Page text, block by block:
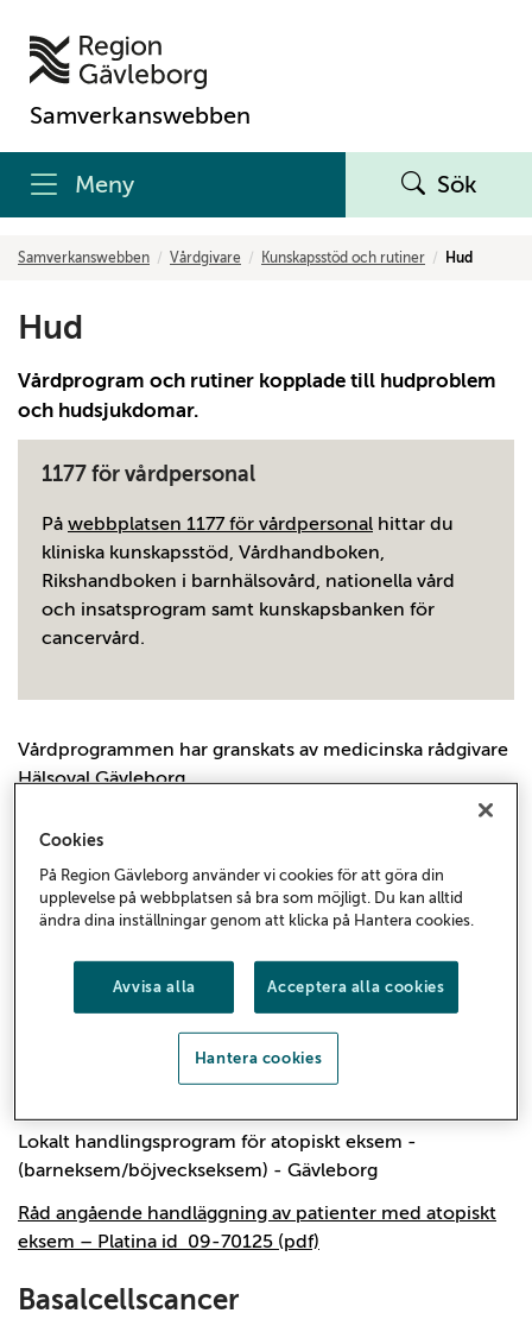
Samverkanswebben
Meny Sök
Samverkanswebben Vårdgivare Kunskapsstöd och rutiner Hud
Hud
Vårdprogram och rutiner kopplade till hudproblem
och hudsjukdomar.
1177 för vårdpersonal
På webbplatsen 1177 för vårdpersonal hittar du
kliniska kunskapsstöd, Vårdhandboken,
Rikshandboken i barnhälsovård, nationella vård
och insatsprogram samt kunskapsbanken för
cancervård.
Vårdprogrammen har granskats av medicinska rådgivare
Hälsoval Gävleborg.
Acne
Råd angående handläggning av patienter med acne –
Platina id 09-46720 (pdf)
Aktinisk keratos
Råd angående handläggning av patienter med aktinisk
keratos – Platina id 09-31288 (pdf)
Lokalt handlingsprogram för atopiskt eksem -
(barneksem/böjveckseksem) - Gävleborg
Råd angående handläggning av patienter med atopiskt
eksem – Platina id 09-70125 (pdf)
Basalcellscancer
Cookies
På Region Gävleborg använder vi cookies för att göra din
upplevelse på webbplatsen så bra som möjligt. Du kan alltid
ändra dina inställningar genom att klicka på Hantera cookies.
Avvisa alla Acceptera alla cookies
Hantera cookies